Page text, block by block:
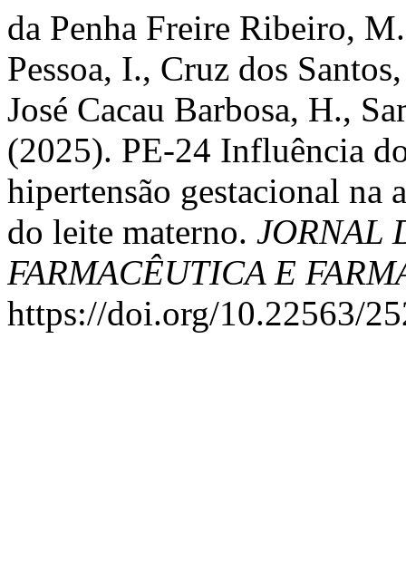
da Penha Freire Ribeiro,
Pessoa, I., Cruz dos
José Cacau Barbosa, H.,
(2025). PE-24 Influência
hipertensão gestacional na
do leite materno. JORNAL
FARMACÊUTICA E
https://doi.org/10.22563/